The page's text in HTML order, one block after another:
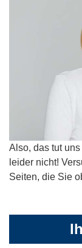
Also, das tut
leider nicht!
Seiten, die Sie